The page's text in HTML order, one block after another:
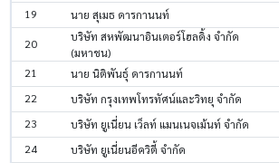
19 นาย สุเมธ ดารกานนท์
20
บริษัท สหพัฒนาอินเตอร์โฮลดิ้ง จำกัด
(มหาชน)
21 นาย นิติพันธุ์ ดารกานนท์
22 บริษัท กรุงเทพโทรทัศน์และวิทยุ จำกัด
23 บริษัท ยูเนี่ยน เว็ลท์ แมนเนจเม้นท์ จำกัด
24 บริษัท ยูเนี่ยนอีควิตี้ จำกัด